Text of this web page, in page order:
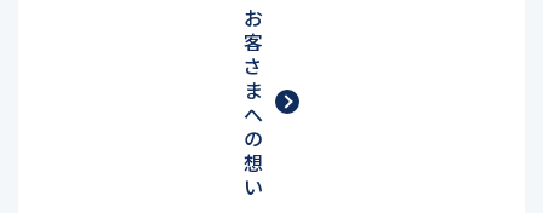
お
客
さ
ま
へ
の
想
い